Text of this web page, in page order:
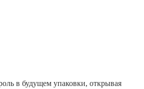
в будущем упаковки, открывая